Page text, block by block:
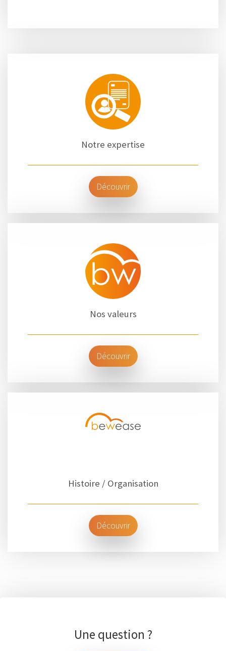
Notre expertise
Découvrir
Nos valeurs
Découvrir
Histoire / Organisation
Découvrir
Une question ?